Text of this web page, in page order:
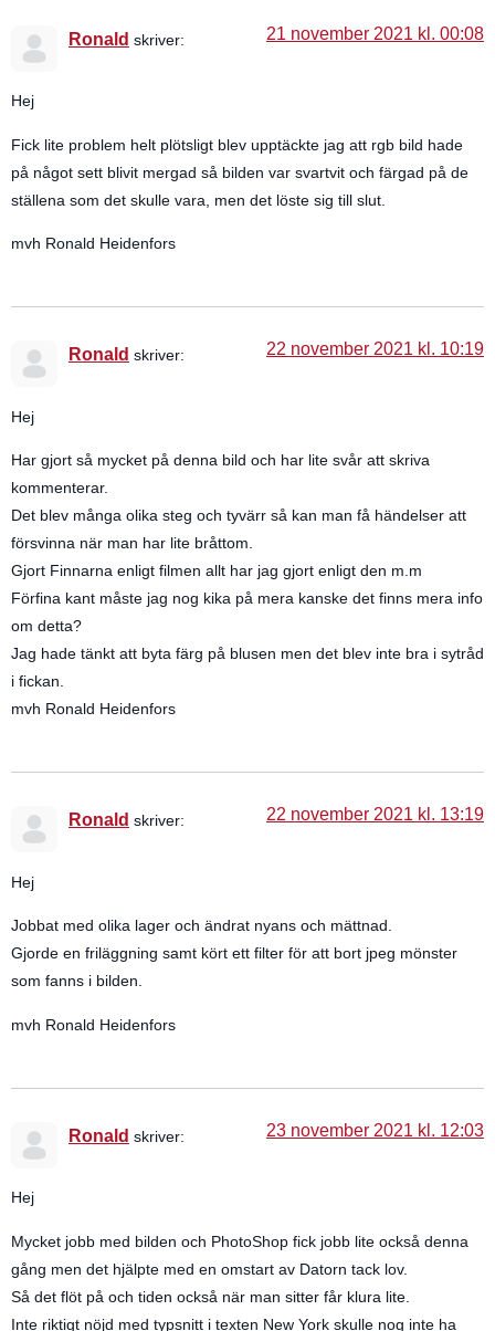
Ronald skriver: 21 november 2021 kl. 00:08
Hej
Fick lite problem helt plötsligt blev upptäckte jag att rgb bild hade
på något sett blivit mergad så bilden var svartvit och färgad på de
ställena som det skulle vara, men det löste sig till slut.
mvh Ronald Heidenfors
Ronald skriver: 22 november 2021 kl. 10:19
Hej
Har gjort så mycket på denna bild och har lite svår att skriva
kommenterar.
Det blev många olika steg och tyvärr så kan man få händelser att
försvinna när man har lite bråttom.
Gjort Finnarna enligt filmen allt har jag gjort enligt den m.m
Förfina kant måste jag nog kika på mera kanske det finns mera info
om detta?
Jag hade tänkt att byta färg på blusen men det blev inte bra i sytråd
i fickan.
mvh Ronald Heidenfors
Ronald skriver: 22 november 2021 kl. 13:19
Hej
Jobbat med olika lager och ändrat nyans och mättnad.
Gjorde en friläggning samt kört ett filter för att bort jpeg mönster
som fanns i bilden.
mvh Ronald Heidenfors
Ronald skriver: 23 november 2021 kl. 12:03
Hej
Mycket jobb med bilden och PhotoShop fick jobb lite också denna
gång men det hjälpte med en omstart av Datorn tack lov.
Så det flöt på och tiden också när man sitter får klura lite.
Inte riktigt nöjd med typsnitt i texten New York skulle nog inte ha